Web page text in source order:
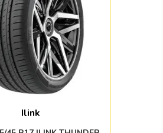
Ilink